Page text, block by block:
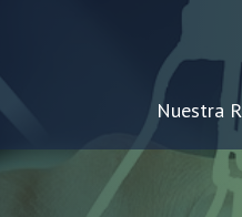
Nuestra